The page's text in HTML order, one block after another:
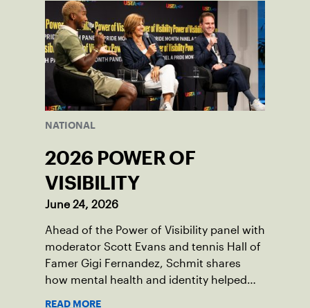
NATIONAL
2026 POWER OF
VISIBILITY
June 24, 2026
Ahead of the Power of Visibility panel with
moderator Scott Evans and tennis Hall of
Famer Gigi Fernandez, Schmit shares
how mental health and identity helped
READ MORE